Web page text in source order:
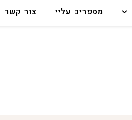
מספרים עליי צור קשר